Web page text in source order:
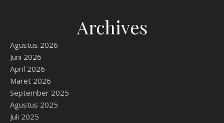
Archives
Agustus 2026
Juni 2026
April 2026
Maret 2026
September 2025
Agustus 2025
Juli 2025